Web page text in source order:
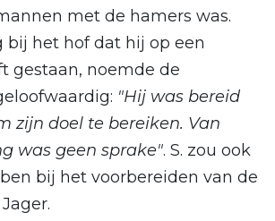
met de hamers was.
bij het hof dat hij op een
gestaan, noemde de
"Hij was bereid
zijn doel te bereiken. Van
was geen sprake". S. zou ook
bij het voorbereiden van de